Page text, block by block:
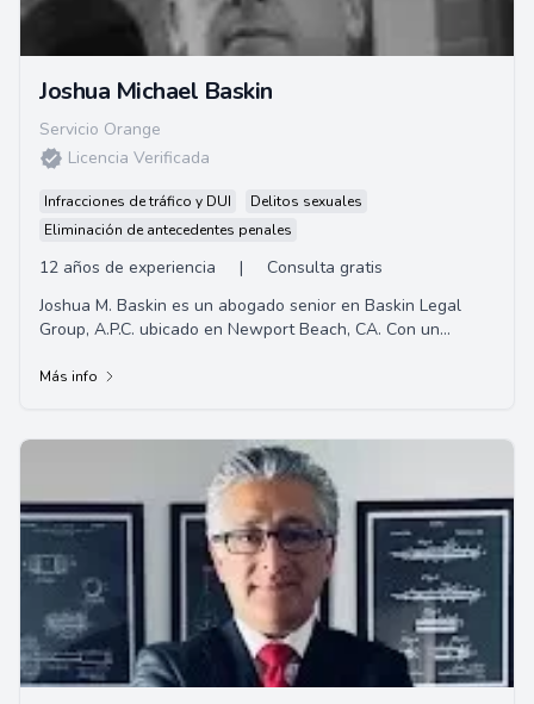
Joshua Michael Baskin
Servicio Orange
Licencia Verificada
Infracciones de tráfico y DUI
Delitos sexuales
Eliminación de antecedentes penales
12 años de experiencia |
Consulta gratis
Joshua M. Baskin es un abogado senior en Baskin Legal
Group, A.P.C. ubicado en Newport Beach, CA. Con un
Más info